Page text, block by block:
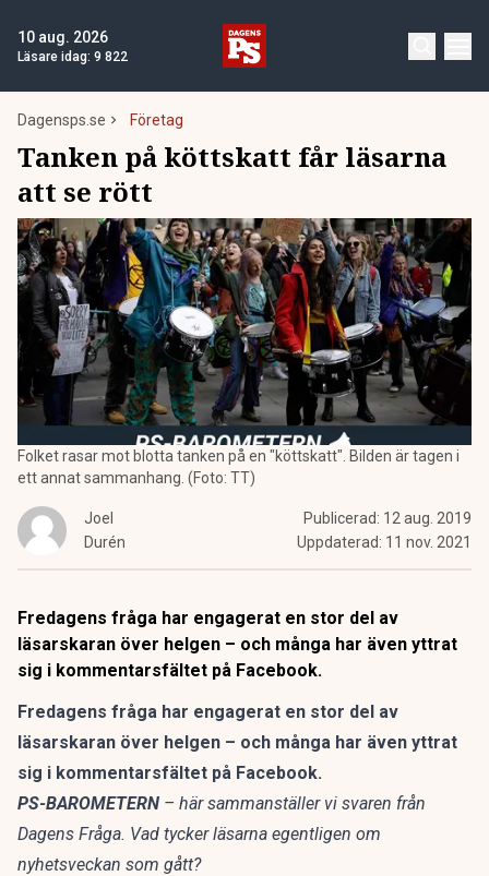
10 aug. 2026
Läsare idag: 9 822
Dagensps.se Företag
Tanken på köttskatt får läsarna
att se rött
Folket rasar mot blotta tanken på en "köttskatt". Bilden är tagen i
ett annat sammanhang. (Foto: TT)
Joel
Durén
Publicerad: 12 aug. 2019
Uppdaterad: 11 nov. 2021
Fredagens fråga har engagerat en stor del av
läsarskaran över helgen – och många har även yttrat
sig i kommentarsfältet på Facebook.
Fredagens fråga har engagerat en stor del av
läsarskaran över helgen – och många har även yttrat
sig i kommentarsfältet på Facebook.
PS-BAROMETERN – här sammanställer vi svaren från
Dagens Fråga. Vad tycker läsarna egentligen om
nyhetsveckan som gått?